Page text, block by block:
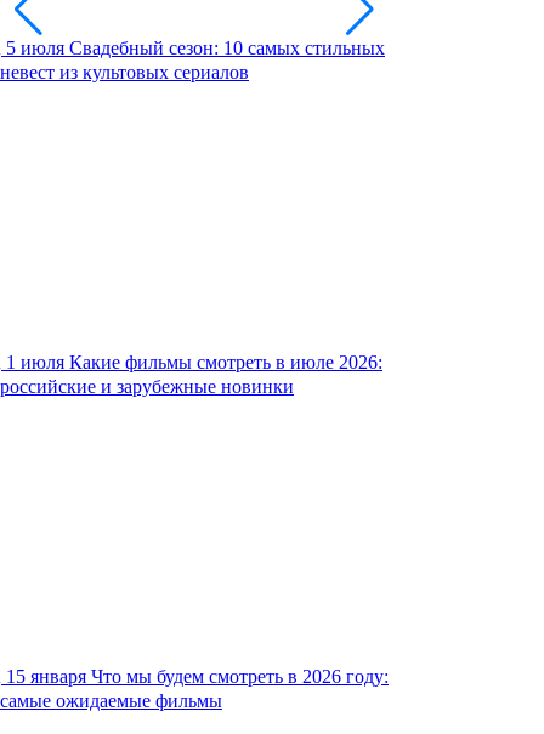
5 июля Свадебный сезон: 10 самых стильных
невест из культовых сериалов
1 июля Какие фильмы смотреть в июле 2026:
российские и зарубежные новинки
15 января Что мы будем смотреть в 2026 году:
самые ожидаемые фильмы